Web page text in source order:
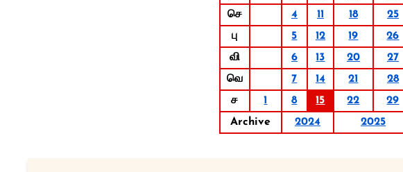
செ
4 11 18
25
பு
5 12 19
26
வி
6 13 20
27
வெ
7 14 21
28
ச
1 8 15 22
29
Archive
2024 2025